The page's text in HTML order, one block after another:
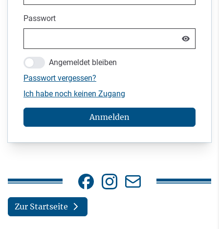
Passwort
Angemeldet bleiben
Passwort vergessen?
Ich habe noch keinen Zugang
Anmelden
Zur Startseite